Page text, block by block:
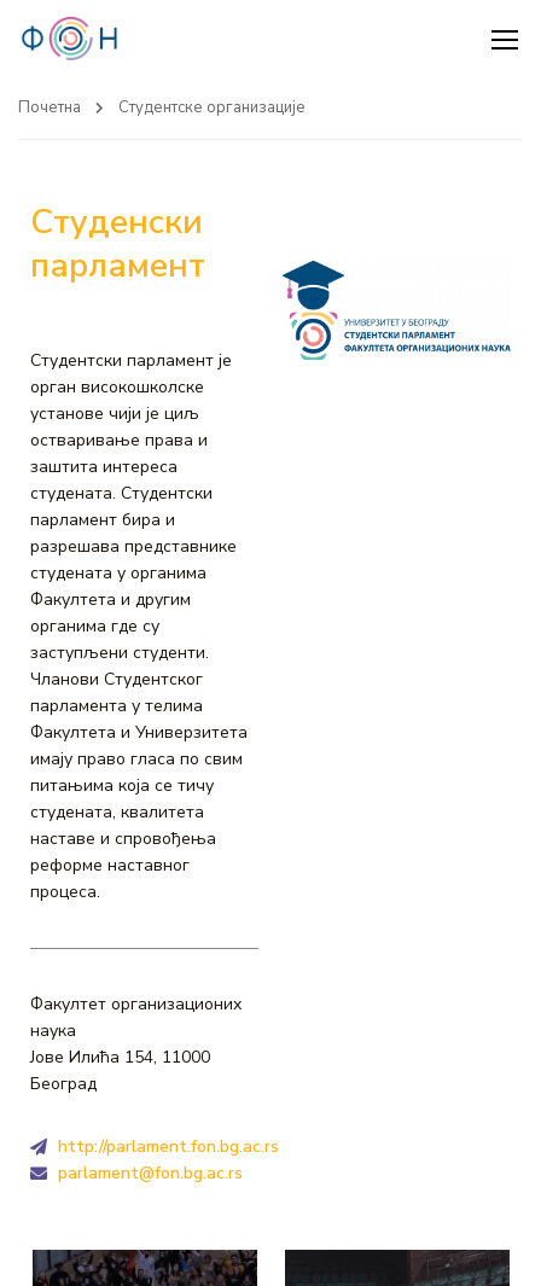
Почетна Студентске организације
Студенски
парламент
Студентски парламент је
орган високошколске
установе чији је циљ
остваривање права и
заштита интереса
студената. Студентски
парламент бира и
разрешава представнике
студената у органима
Факултета и другим
органима где су
заступљени студенти.
Чланови Студентског
парламента у телима
Факултета и Универзитета
имају право гласа по свим
питањима која се тичу
студената, квалитета
наставе и спровођења
реформе наставног
процеса.
Факултет организационих
наука
Јове Илића 154, 11000
Београд
http://parlament.fon.bg.ac.rs
parlament@fon.bg.ac.rs